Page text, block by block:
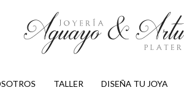
TALLER DISEÑA TU JOYA